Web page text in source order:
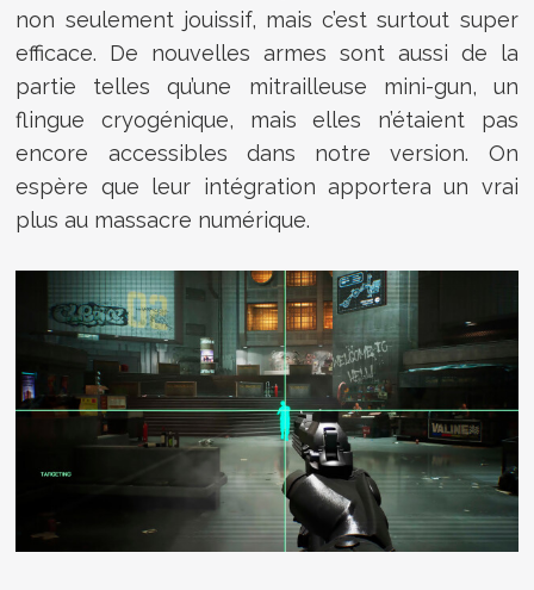
non seulement jouissif, mais c’est surtout super
efficace. De nouvelles armes sont aussi de la
partie telles qu’une mitrailleuse mini-gun, un
flingue cryogénique, mais elles n’étaient pas
encore accessibles dans notre version. On
espère que leur intégration apportera un vrai
plus au massacre numérique.